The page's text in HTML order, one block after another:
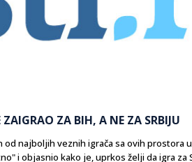
ZA BIH, A NE ZA SRBIJU
najboljih veznih igrača sa ovih prostora
i objasnio kako je, uprkos želji da igra za